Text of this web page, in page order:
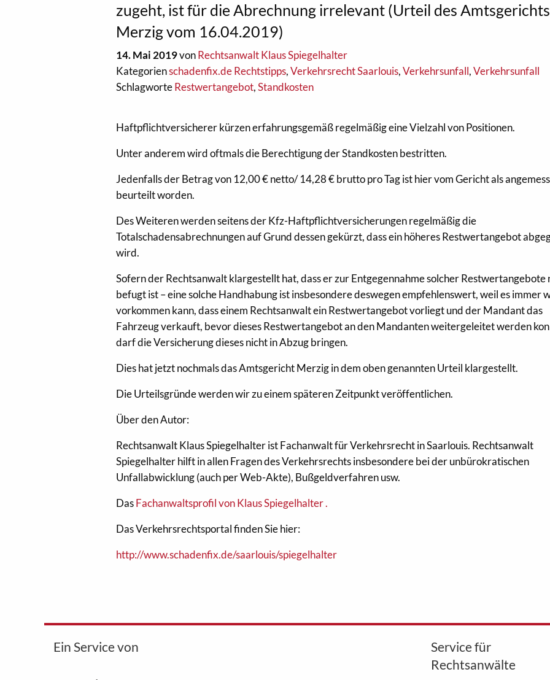
zugeht, ist für die Abrechnung irrelevant (Urteil des Amtsgerichts
Merzig vom 16.04.2019)
14. Mai 2019vonRechtsanwalt Klaus Spiegelhalter
Kategorienschadenfix.de Rechtstipps,Verkehrsrecht Saarlouis,Verkehrsunfall,Verkehrsunfall
SchlagworteRestwertangebot,Standkosten
Haftpflichtversicherer kürzen erfahrungsgemäß regelmäßig eine Vielzahl von Positionen.
Unter anderem wird oftmals die Berechtigung der Standkosten bestritten.
Jedenfalls der Betrag von 12,00 € netto/ 14,28 € brutto pro Tag ist hier vom Gericht als
beurteilt worden.
Des Weiteren werden seitens der Kfz-Haftpflichtversicherungen regelmäßig die
Totalschadensabrechnungen auf Grund dessen gekürzt, dass ein höheres Restwertangebot
wird.
Sofern der Rechtsanwalt klargestellt hat, dass er zur Entgegennahme solcher Restwertangebote
befugt ist – eine solche Handhabung ist insbesondere deswegen empfehlenswert, weil es immer
vorkommen kann, dass einem Rechtsanwalt ein Restwertangebot vorliegt und der Mandant das
Fahrzeug verkauft, bevor dieses Restwertangebot an den Mandanten weitergeleitet werden
darf die Versicherung dieses nicht in Abzug bringen.
Dies hat jetzt nochmals das Amtsgericht Merzig in dem oben genannten Urteil klargestellt.
Die Urteilsgründe werden wir zu einem späteren Zeitpunkt veröffentlichen.
Über den Autor:
Rechtsanwalt Klaus Spiegelhalter ist Fachanwalt für Verkehrsrecht in Saarlouis. Rechtsanwalt
Spiegelhalter hilft in allen Fragen des Verkehrsrechts insbesondere bei der unbürokratischen
Unfallabwicklung (auch per Web-Akte), Bußgeldverfahren usw.
DasFachanwaltsprofil von Klaus Spiegelhalter .
Das Verkehrsrechtsportal finden Sie hier:
http://www.schadenfix.de/saarlouis/spiegelhalter
Ein Service von
Service für
Rechtsanwälte